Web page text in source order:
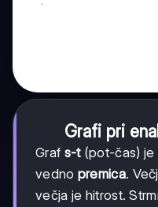
Grafi pri
Graf s-t(pot-čas) je
vedno premica.
večja je hitrost.